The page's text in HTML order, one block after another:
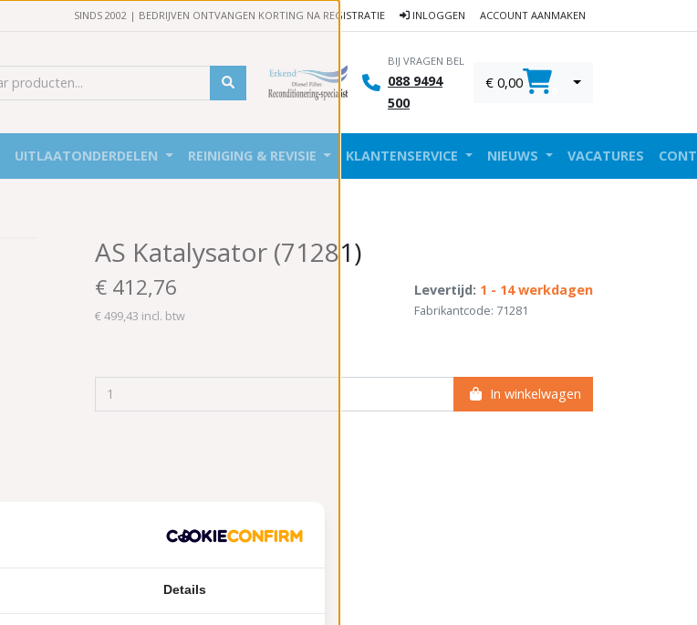
SINDS 2002 | BEDRIJVEN ONTVANGEN KORTING NA REGISTRATIE INLOGGEN ACCOUNT AANMAKEN
BIJ VRAGEN BEL
088 9494
500
€ 0,00
UITLAATONDERDELEN REINIGING & REVISIE KLANTENSERVICE NIEUWS VACATURES
AS Katalysator (71281)
€ 412,76
€ 499,43 incl. btw
Levertijd: 1 - 14 werkdagen
Fabrikantcode: 71281
In winkelwagen
Details